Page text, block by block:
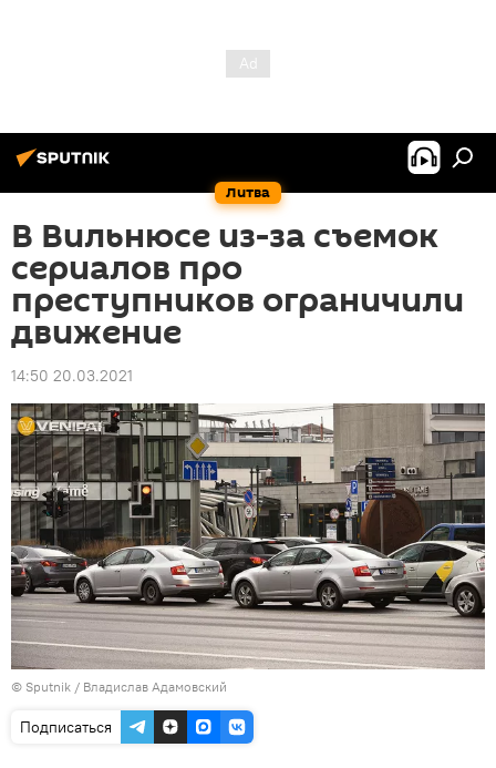
Литва
В Вильнюсе из-за съемок
сериалов про
преступников ограничили
движение
14:50 20.03.2021
© Sputnik / Владислав Адамовский
Подписаться